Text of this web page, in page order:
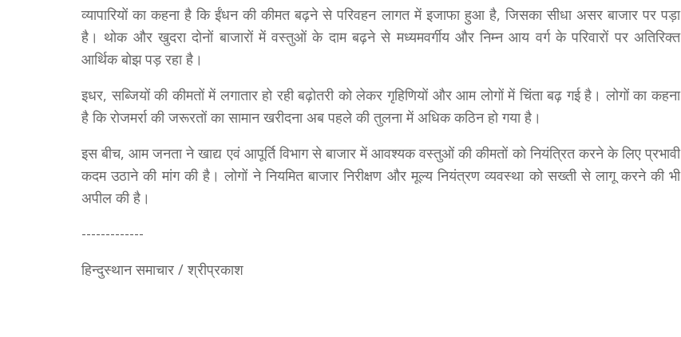
व्यापारियों का कहना है कि ईंधन की कीमत बढ़ने से परिवहन लागत में इजाफा हुआ है, जिसका सीधा असर बाजार पर पड़ा
है। थोक और खुदरा दोनों बाजारों में वस्तुओं के दाम बढ़ने से मध्यमवर्गीय और निम्न आय वर्ग के परिवारों पर अतिरिक्त
आर्थिक बोझ पड़ रहा है।
इधर, सब्जियों की कीमतों में लगातार हो रही बढ़ोतरी को लेकर गृहिणियों और आम लोगों में चिंता बढ़ गई है। लोगों का कहना
है कि रोजमर्रा की जरूरतों का सामान खरीदना अब पहले की तुलना में अधिक कठिन हो गया है।
इस बीच, आम जनता ने खाद्य एवं आपूर्ति विभाग से बाजार में आवश्यक वस्तुओं की कीमतों को नियंत्रित करने के लिए प्रभावी
कदम उठाने की मांग की है। लोगों ने नियमित बाजार निरीक्षण और मूल्य नियंत्रण व्यवस्था को सख्ती से लागू करने की भी
अपील की है।
-------------
हिन्दुस्थान समाचार / श्रीप्रकाश